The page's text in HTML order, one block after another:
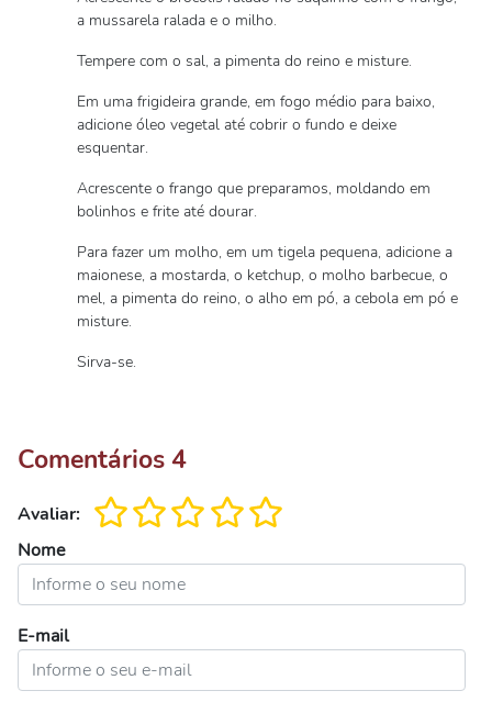
a mussarela ralada e o milho.
Tempere com o sal, a pimenta do reino e misture.
Em uma frigideira grande, em fogo médio para baixo,
adicione óleo vegetal até cobrir o fundo e deixe
esquentar.
Acrescente o frango que preparamos, moldando em
bolinhos e frite até dourar.
Para fazer um molho, em um tigela pequena, adicione a
maionese, a mostarda, o ketchup, o molho barbecue, o
mel, a pimenta do reino, o alho em pó, a cebola em pó e
misture.
Sirva-se.
Comentários4
Avaliar:
Nome
E-mail